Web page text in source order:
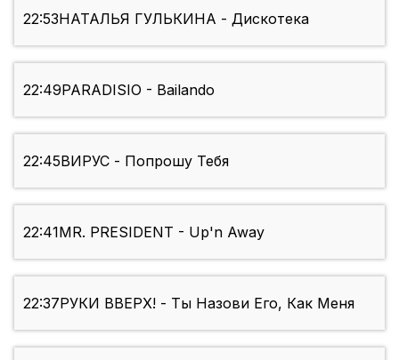
22:53НАТАЛЬЯ ГУЛЬКИНА - Дискотека
22:49PARADISIO - Bailando
22:45ВИРУС - Попрошу Тебя
22:41MR. PRESIDENT - Up'n Away
22:37РУКИ ВВЕРХ! - Ты Назови Его, Как Меня